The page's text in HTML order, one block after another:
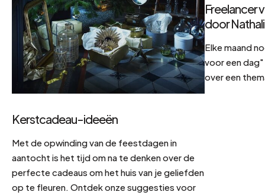
Kerstcadeau-ideeën
Met de opwinding van de feestdagen in
aantocht is het tijd om na te denken over de
perfecte cadeaus om het huis van je geliefden
op te fleuren. Ontdek onze suggesties voor
Freelancer
door
Elke maand
voor een
over een